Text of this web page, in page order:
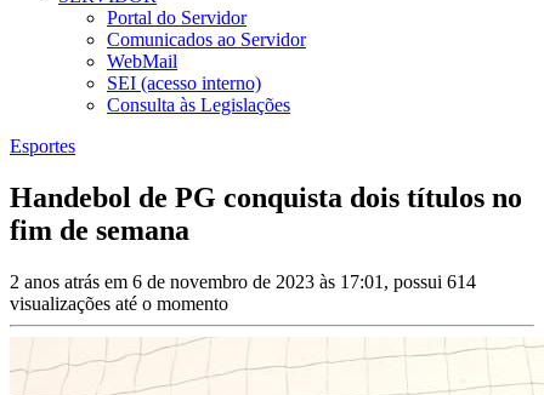
Portal do Servidor
Comunicados ao Servidor
WebMail
SEI (acesso interno)
Consulta às Legislações
Esportes
Handebol de PG conquista dois títulos no
fim de semana
2 anos atrás em 6 de novembro de 2023 às 17:01, possui 614
visualizações até o momento